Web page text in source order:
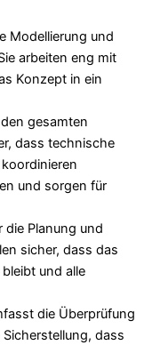
Modellierung und
arbeiten eng mit
Konzept in ein
gesamten
dass technische
und sorgen für
Planung und
sicher, dass das
und alle
die Überprüfung
dass